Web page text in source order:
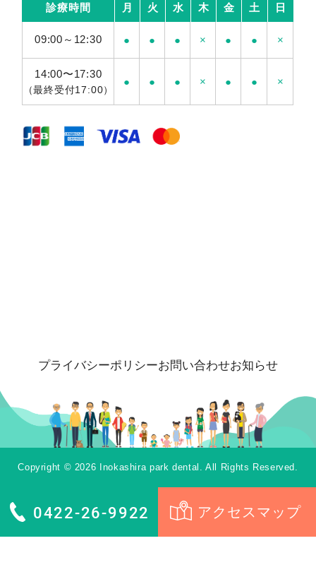
0422-26-9922 アクセスマップ
診療時間 月 火 水 木 金 土 日
09:00～12:30 ● ● ● × ● ● ×
14:00〜17:30
（最終受付17:00）
● ● ● × ● ● ×
プライバシーポリシーお問い合わせお知らせ
Copyright © 2026 Inokashira park dental. All Rights Reserved.